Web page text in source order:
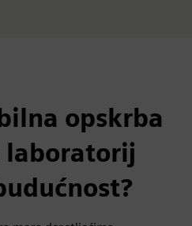
opskrba
laboratorij